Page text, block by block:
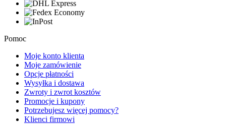
Pomoc
Moje konto klienta
Moje zamówienie
Opcje płatności
Wysyłka i dostawa
Zwroty i zwrot kosztów
Promocje i kupony
Potrzebujesz więcej pomocy?
Klienci firmowi